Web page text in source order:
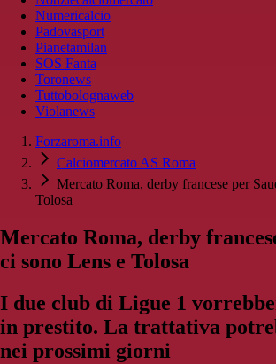
Numericalcio
Padovasport
Pianetamilan
SOS Fanta
Toronews
Tuttobolognaweb
Violanews
Forzaroma.info
Calciomercato AS Roma
Mercato Roma, derby francese per
Tolosa
Mercato Roma, derby
ci sono Lens e Tolosa
I due club di Ligue 1
in prestito. La trattativa
nei prossimi giorni